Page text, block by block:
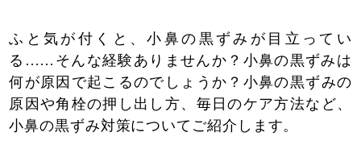
ふと気が付くと、小鼻の黒ずみが目立ってい
る……そんな経験ありませんか？小鼻の黒ずみは
何が原因で起こるのでしょうか？小鼻の黒ずみの
原因や角栓の押し出し方、毎日のケア方法など、
小鼻の黒ずみ対策についてご紹介します。